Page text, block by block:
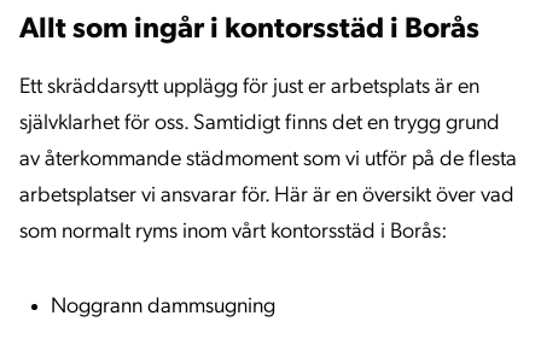
Allt som ingår i kontorsstäd i Borås
Ett skräddarsytt upplägg för just er arbetsplats är en
självklarhet för oss. Samtidigt finns det en trygg grund
av återkommande städmoment som vi utför på de flesta
arbetsplatser vi ansvarar för. Här är en översikt över vad
som normalt ryms inom vårt kontorsstäd i Borås:
Noggrann dammsugning